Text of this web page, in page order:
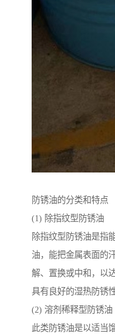
防锈油的分类和特点
(1) 除指纹型防锈油
除指纹型防锈油是指
油，能把金属表面的
解、置换或中和，以
具有良好的湿热防锈
(2) 溶剂稀释型防锈油
此类防锈油是以适当